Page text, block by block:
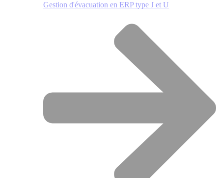
Gestion d'évacuation en ERP type J et U